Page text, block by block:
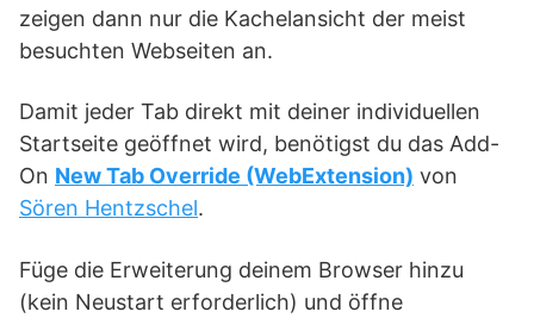
zeigen dann nur die Kachelansicht der meist
besuchten Webseiten an.
Damit jeder Tab direkt mit deiner individuellen
Startseite geöffnet wird, benötigst du das Add-
On New Tab Override (WebExtension) von
Sören Hentzschel.
Füge die Erweiterung deinem Browser hinzu
(kein Neustart erforderlich) und öffne